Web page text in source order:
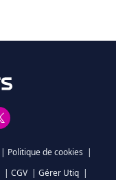
| Politique de cookies |
| CGV | Gérer Utiq |